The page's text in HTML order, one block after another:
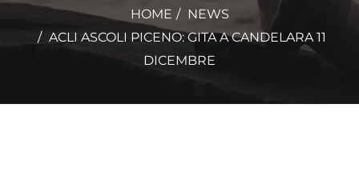
HOME
NEWS
ACLI ASCOLI PICENO: GITA A CANDELARA 11
DICEMBRE